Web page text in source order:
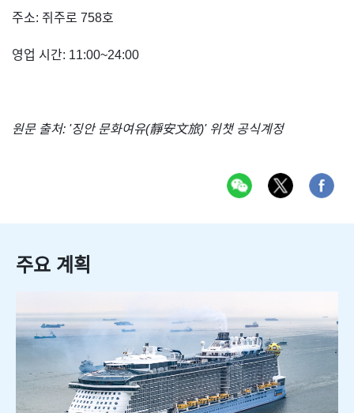
주소: 쥐주로 758호
영업 시간: 11:00~24:00
원문 출처: '징안 문화여유(靜安文旅)' 위챗 공식계정
주요 계획